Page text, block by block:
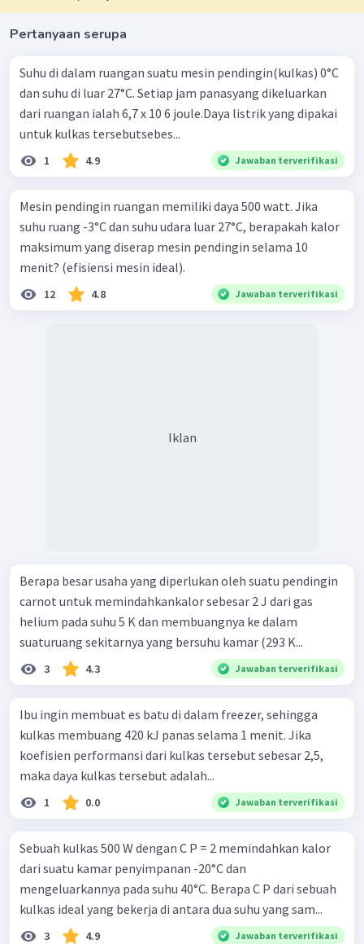
Pertanyaan serupa
Suhu di dalam ruangan suatu mesin pendingin(kulkas) 0°C
dan suhu di luar 27°C. Setiap jam panasyang dikeluarkan
dari ruangan ialah 6,7 x 10 6 joule.Daya listrik yang dipakai
untuk kulkas tersebutsebes...
1 4.9 Jawaban terverifikasi
Mesin pendingin ruangan memiliki daya 500 watt. Jika
suhu ruang -3°C dan suhu udara luar 27°C, berapakah kalor
maksimum yang diserap mesin pendingin selama 10
menit? (efisiensi mesin ideal).
12 4.8 Jawaban terverifikasi
Iklan
Berapa besar usaha yang diperlukan oleh suatu pendingin
carnot untuk memindahkankalor sebesar 2 J dari gas
helium pada suhu 5 K dan membuangnya ke dalam
suaturuang sekitarnya yang bersuhu kamar (293 K...
3 4.3 Jawaban terverifikasi
Ibu ingin membuat es batu di dalam freezer, sehingga
kulkas membuang 420 kJ panas selama 1 menit. Jika
koefisien performansi dari kulkas tersebut sebesar 2,5,
maka daya kulkas tersebut adalah...
1 0.0 Jawaban terverifikasi
Sebuah kulkas 500 W dengan C P = 2 memindahkan kalor
dari suatu kamar penyimpanan -20°C dan
mengeluarkannya pada suhu 40°C. Berapa C P dari sebuah
kulkas ideal yang bekerja di antara dua suhu yang sam...
3 4.9 Jawaban terverifikasi